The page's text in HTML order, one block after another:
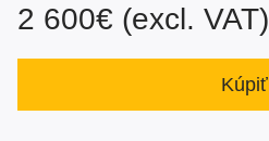
2 600€ (excl. VAT)
Kúpiť